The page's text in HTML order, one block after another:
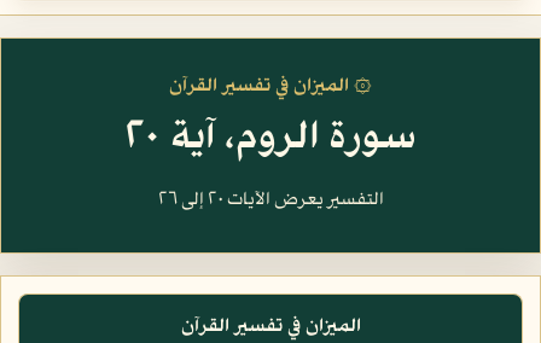
۞ الميزان في تفسير القرآن
سورة الروم، آية ٢٠
التفسير يعرض الآيات ٢٠ إلى ٢٦
الميزان في تفسير القرآن